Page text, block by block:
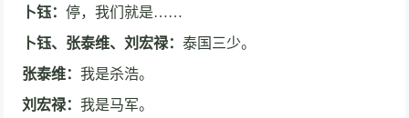
卜钰：停，我们就是……
卜钰、张泰维、刘宏禄：泰国三少。
张泰维：我是杀浩。
刘宏禄：我是马军。